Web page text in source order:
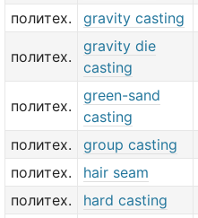
политех.
gravity casting
политех.
gravity die
casting
политех.
green-sand
casting
политех.
group casting
политех.
hair seam
политех.
hard casting